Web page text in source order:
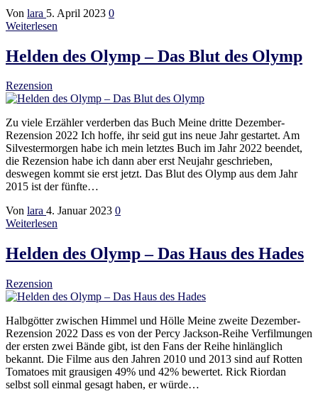
Von lara 5. April 2023 0
Weiterlesen
Helden des Olymp – Das Blut des Olymp
Rezension
Zu viele Erzähler verderben das Buch Meine dritte Dezember-
Rezension 2022 Ich hoffe, ihr seid gut ins neue Jahr gestartet. Am
Silvestermorgen habe ich mein letztes Buch im Jahr 2022 beendet,
die Rezension habe ich dann aber erst Neujahr geschrieben,
deswegen kommt sie erst jetzt. Das Blut des Olymp aus dem Jahr
2015 ist der fünfte…
Von lara 4. Januar 2023 0
Weiterlesen
Helden des Olymp – Das Haus des Hades
Rezension
Halbgötter zwischen Himmel und Hölle Meine zweite Dezember-
Rezension 2022 Dass es von der Percy Jackson-Reihe Verfilmungen
der ersten zwei Bände gibt, ist den Fans der Reihe hinlänglich
bekannt. Die Filme aus den Jahren 2010 und 2013 sind auf Rotten
Tomatoes mit grausigen 49% und 42% bewertet. Rick Riordan
selbst soll einmal gesagt haben, er würde…